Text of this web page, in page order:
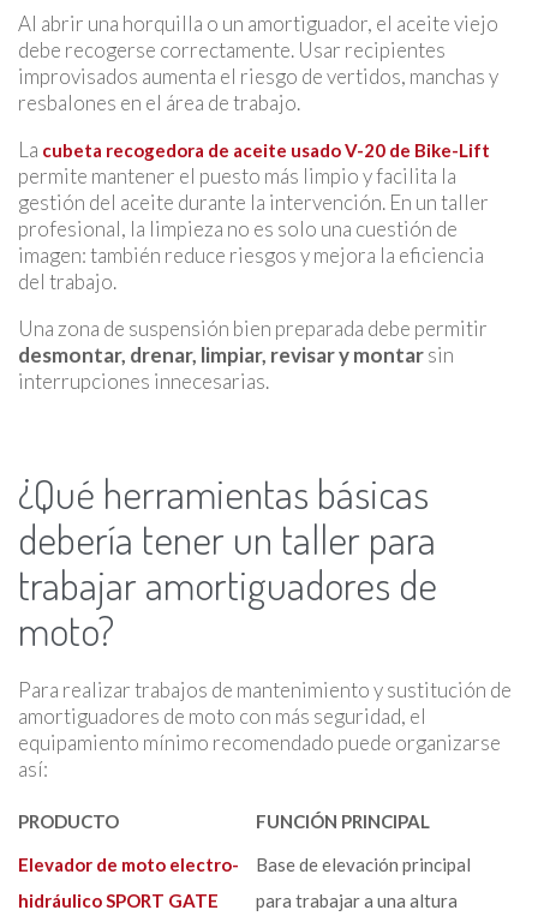
Al abrir una horquilla o un amortiguador, el aceite viejo
debe recogerse correctamente. Usar recipientes
improvisados aumenta el riesgo de vertidos, manchas y
resbalones en el área de trabajo.
La cubeta recogedora de aceite usado V-20 de Bike-Lift
permite mantener el puesto más limpio y facilita la
gestión del aceite durante la intervención. En un taller
profesional, la limpieza no es solo una cuestión de
imagen: también reduce riesgos y mejora la eficiencia
del trabajo.
Una zona de suspensión bien preparada debe permitir
desmontar, drenar, limpiar, revisar y montarsin
interrupciones innecesarias.
¿Qué herramientas básicas
debería tener un taller para
trabajar amortiguadores de
moto?
Para realizar trabajos de mantenimiento y sustitución de
amortiguadores de moto con más seguridad, el
equipamiento mínimo recomendado puede organizarse
así:
PRODUCTO
FUNCIÓN PRINCIPAL
Elevador de moto electro-
hidráulico SPORT GATE
Base de elevación principal
para trabajar a una altura